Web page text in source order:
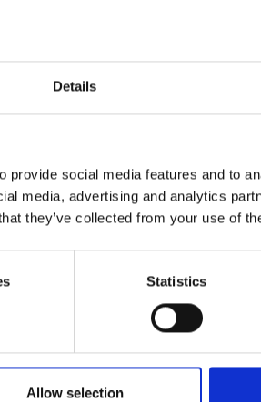
Details
provide social media features and to
media, advertising and analytics
they’ve collected from your use of
Statistics
Allow selection
projekter i porteføljen når